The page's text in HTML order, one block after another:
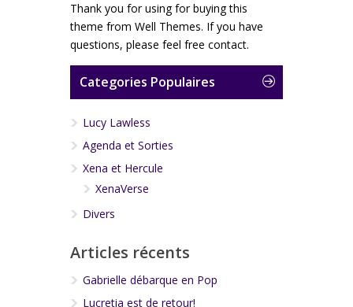
Thank you for using for buying this
theme from Well Themes. If you have
questions, please feel free contact.
Categories Populaires
Lucy Lawless
Agenda et Sorties
Xena et Hercule
XenaVerse
Divers
Articles récents
Gabrielle débarque en Pop
Lucretia est de retour!